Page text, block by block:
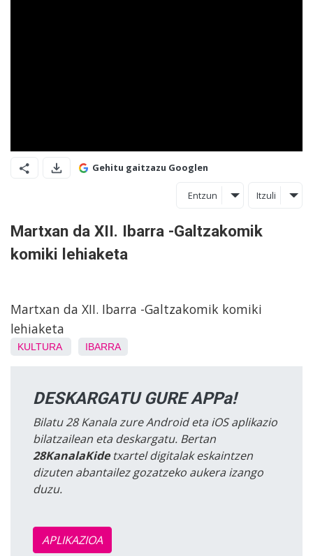
Gehitu gaitzazu Googlen
Entzun Itzuli
Martxan da XII. Ibarra -Galtzakomik
komiki lehiaketa
Martxan da XII. Ibarra -Galtzakomik komiki
lehiaketa
KULTURA IBARRA
DESKARGATU GURE APPa!
Bilatu 28 Kanala zure Android eta iOS aplikazio
bilatzailean eta deskargatu. Bertan
28KanalaKidetxartel digitalak eskaintzen
dizuten abantailez gozatzeko aukera izango
duzu.
APLIKAZIOA